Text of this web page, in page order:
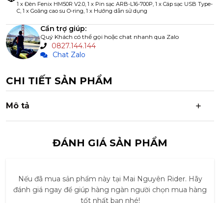
Cần trợ giúp:
Quý Khách có thể gọi hoặc chat nhanh qua Zalo
0827.144.144
Chat Zalo
1 x Đèn Fenix HM50R V2.0, 1 x Pin sạc ARB-L16-700P, 1 x Cáp sạc USB Type-
C, 1 x Goăng cao su O-ring, 1 x Hướng dẫn sử dụng
CHI TIẾT SẢN PHẨM
Mô tả
ĐÁNH GIÁ SẢN PHẨM
Nếu đã mua sản phẩm này tại Mai Nguyên Rider. Hãy
đánh giá ngay để giúp hàng ngàn người chọn mua hàng
tốt nhất bạn nhé!